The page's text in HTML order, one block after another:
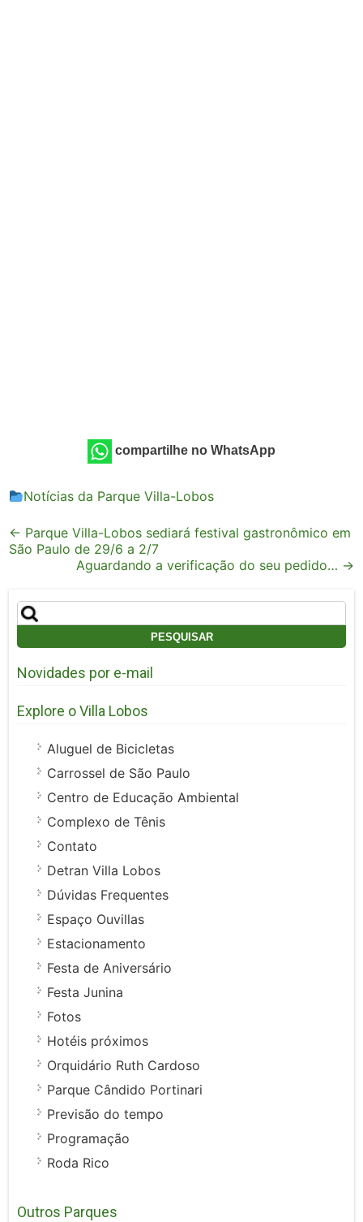
compartilhe no WhatsApp
Notícias da Parque Villa-Lobos
Post
navigation
← Parque Villa-Lobos sediará festival gastronômico em
São Paulo de 29/6 a 2/7
Aguardando a verificação do seu pedido… →
Pesquisar
por:
Novidades por e-mail
Explore o Villa Lobos
Aluguel de Bicicletas
Carrossel de São Paulo
Centro de Educação Ambiental
Complexo de Tênis
Contato
Detran Villa Lobos
Dúvidas Frequentes
Espaço Ouvillas
Estacionamento
Festa de Aniversário
Festa Junina
Fotos
Hotéis próximos
Orquidário Ruth Cardoso
Parque Cândido Portinari
Previsão do tempo
Programação
Roda Rico
Outros Parques